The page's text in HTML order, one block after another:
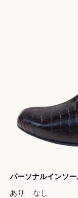
パーソナルインソー
あり
なし